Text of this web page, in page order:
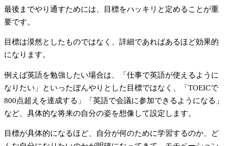
最後までやり通すためには、目標をハッキリと定めることが重
要です。
目標は漠然としたものではなく、詳細であればあるほど効果的
になります。
例えば英語を勉強したい場合は、「仕事で英語が使えるように
なりたい」といったぼんやりとした目標ではなく、「TOEICで
800点超えを達成する」「英語で会議に参加できるようになる」
など、具体的な将来の自分の姿を想像して設定します。
目標が具体的になるほど、自分が何のために学習するのか、ど